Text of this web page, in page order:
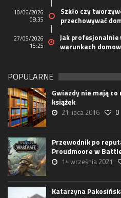
10/06/2026
08:35
Szkło czy
przechowywać
27/05/2026
15:25
Jak profesjonalnie
warunkach
POPULARNE
Gwiazdy nie mają
książek
21 lipca 2016 0
Przewodnik po
Proudmoore w
14 września 2021
Katarzyna